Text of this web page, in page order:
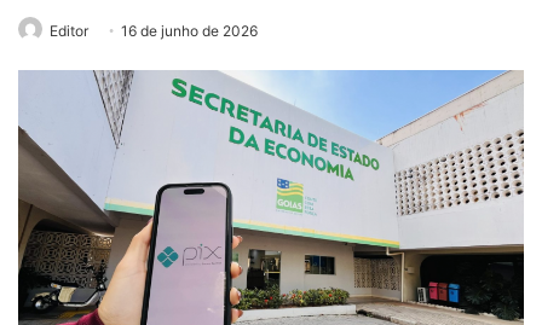
Editor 16 de junho de 2026